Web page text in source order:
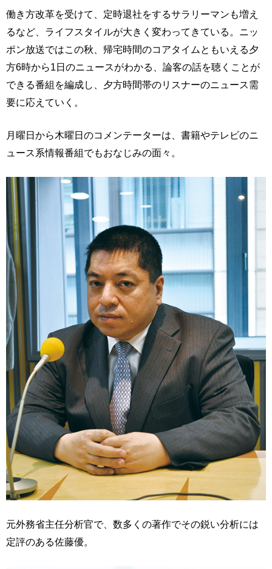
働き方改革を受けて、定時退社をするサラリーマンも増え
るなど、ライフスタイルが大きく変わってきている。ニッ
ポン放送ではこの秋、帰宅時間のコアタイムともいえる夕
方6時から1日のニュースがわかる、論客の話を聴くことが
できる番組を編成し、夕方時間帯のリスナーのニュース需
要に応えていく。
月曜日から木曜日のコメンテーターは、書籍やテレビのニ
ュース系情報番組でもおなじみの面々。
元外務省主任分析官で、数多くの著作でその鋭い分析には
定評のある佐藤優。